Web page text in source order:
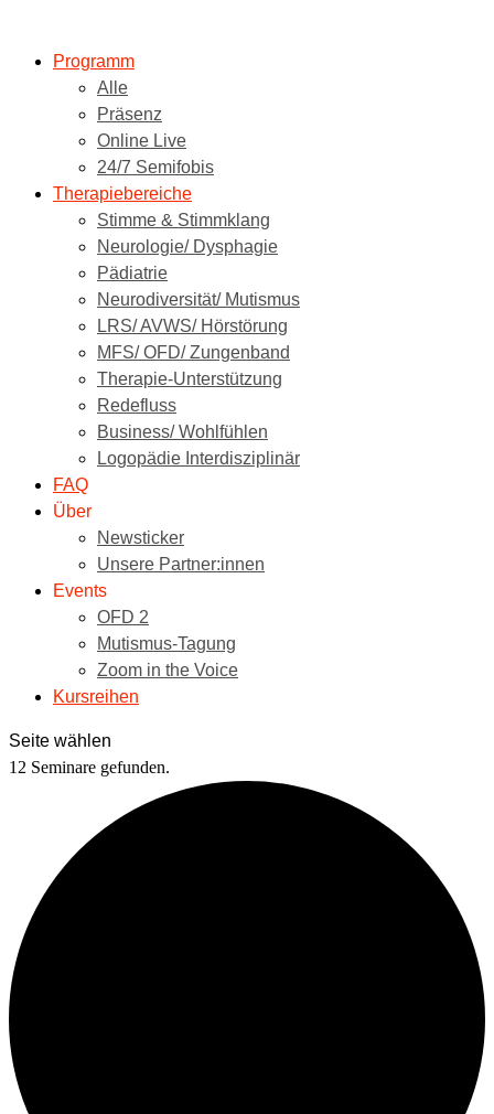
Programm
Alle
Präsenz
Online Live
24/7 Semifobis
Therapiebereiche
Stimme & Stimmklang
Neurologie/ Dysphagie
Pädiatrie
Neurodiversität/ Mutismus
LRS/ AVWS/ Hörstörung
MFS/ OFD/ Zungenband
Therapie-Unterstützung
Redefluss
Business/ Wohlfühlen
Logopädie Interdisziplinär
FAQ
Über
Newsticker
Unsere Partner:innen
Events
OFD 2
Mutismus-Tagung
Zoom in the Voice
Kursreihen
Seite wählen
12 Seminare gefunden.